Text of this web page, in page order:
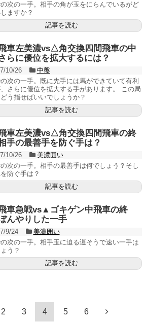
次の一手。相手の角が玉をにらんでいるがど
ますか？
記事を読む
車左美濃vs△角交換四間飛車の中
に優位を拡大するには？
10/26
中盤
次の一手。既に先手には馬ができていて有利
さらに優位を拡大する手があります。 この局
う指せばいいでしょうか？
記事を読む
車左美濃vs△角交換四間飛車の終
の最善手を防ぐ手は？
10/26
美濃囲い
次の一手。相手の最善手は何でしょう？そし
防ぐ手は？
記事を読む
車急戦vs▲ゴキゲン中飛車の終
やりした一手
9/24
美濃囲い
次の一手。相手玉に迫る遅そうで速い一手は
う？
記事を読む
2 3 4 5 6